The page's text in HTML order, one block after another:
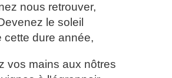
nous retrouver,
le soleil
cette dure année,
vos mains aux nôtres